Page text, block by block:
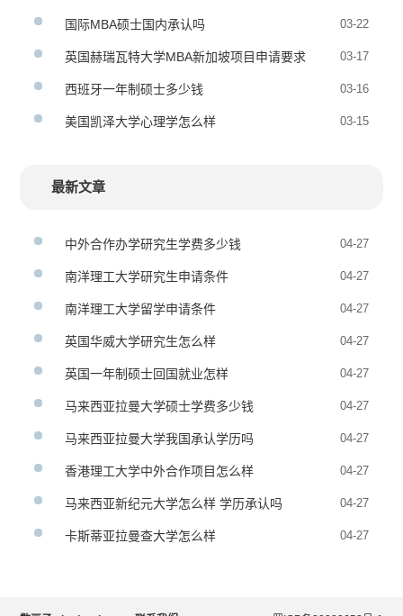
国际MBA硕士国内承认吗 03-22
英国赫瑞瓦特大学MBA新加坡项目申请要求 03-17
西班牙一年制硕士多少钱 03-16
美国凯泽大学心理学怎么样 03-15
最新文章
中外合作办学研究生学费多少钱 04-27
南洋理工大学研究生申请条件 04-27
南洋理工大学留学申请条件 04-27
英国华威大学研究生怎么样 04-27
英国一年制硕士回国就业怎样 04-27
马来西亚拉曼大学硕士学费多少钱 04-27
马来西亚拉曼大学我国承认学历吗 04-27
香港理工大学中外合作项目怎么样 04-27
马来西亚新纪元大学怎么样 学历承认吗 04-27
卡斯蒂亚拉曼查大学怎么样 04-27